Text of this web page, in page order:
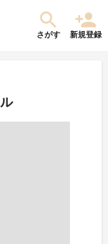
さがす 新規登録